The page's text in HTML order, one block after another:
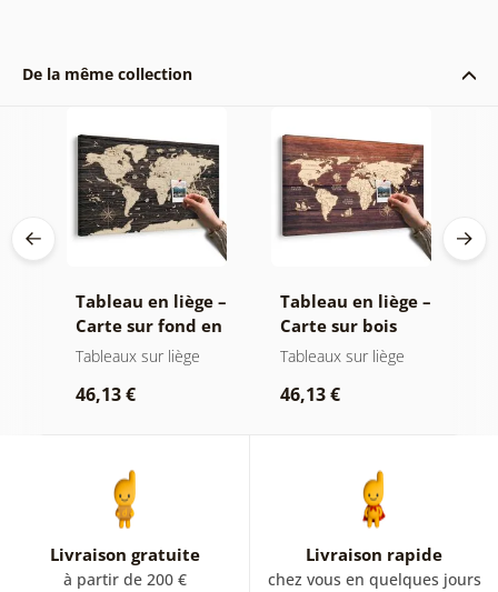
De la même collection
Tableau en liège –
Carte sur fond en
bois
Tableaux sur liège
46,13 €
Tableau en liège –
Carte sur bois
Tableaux sur liège
46,13 €
Livraison gratuite
à partir de 200 €
Livraison rapide
chez vous en quelques jours